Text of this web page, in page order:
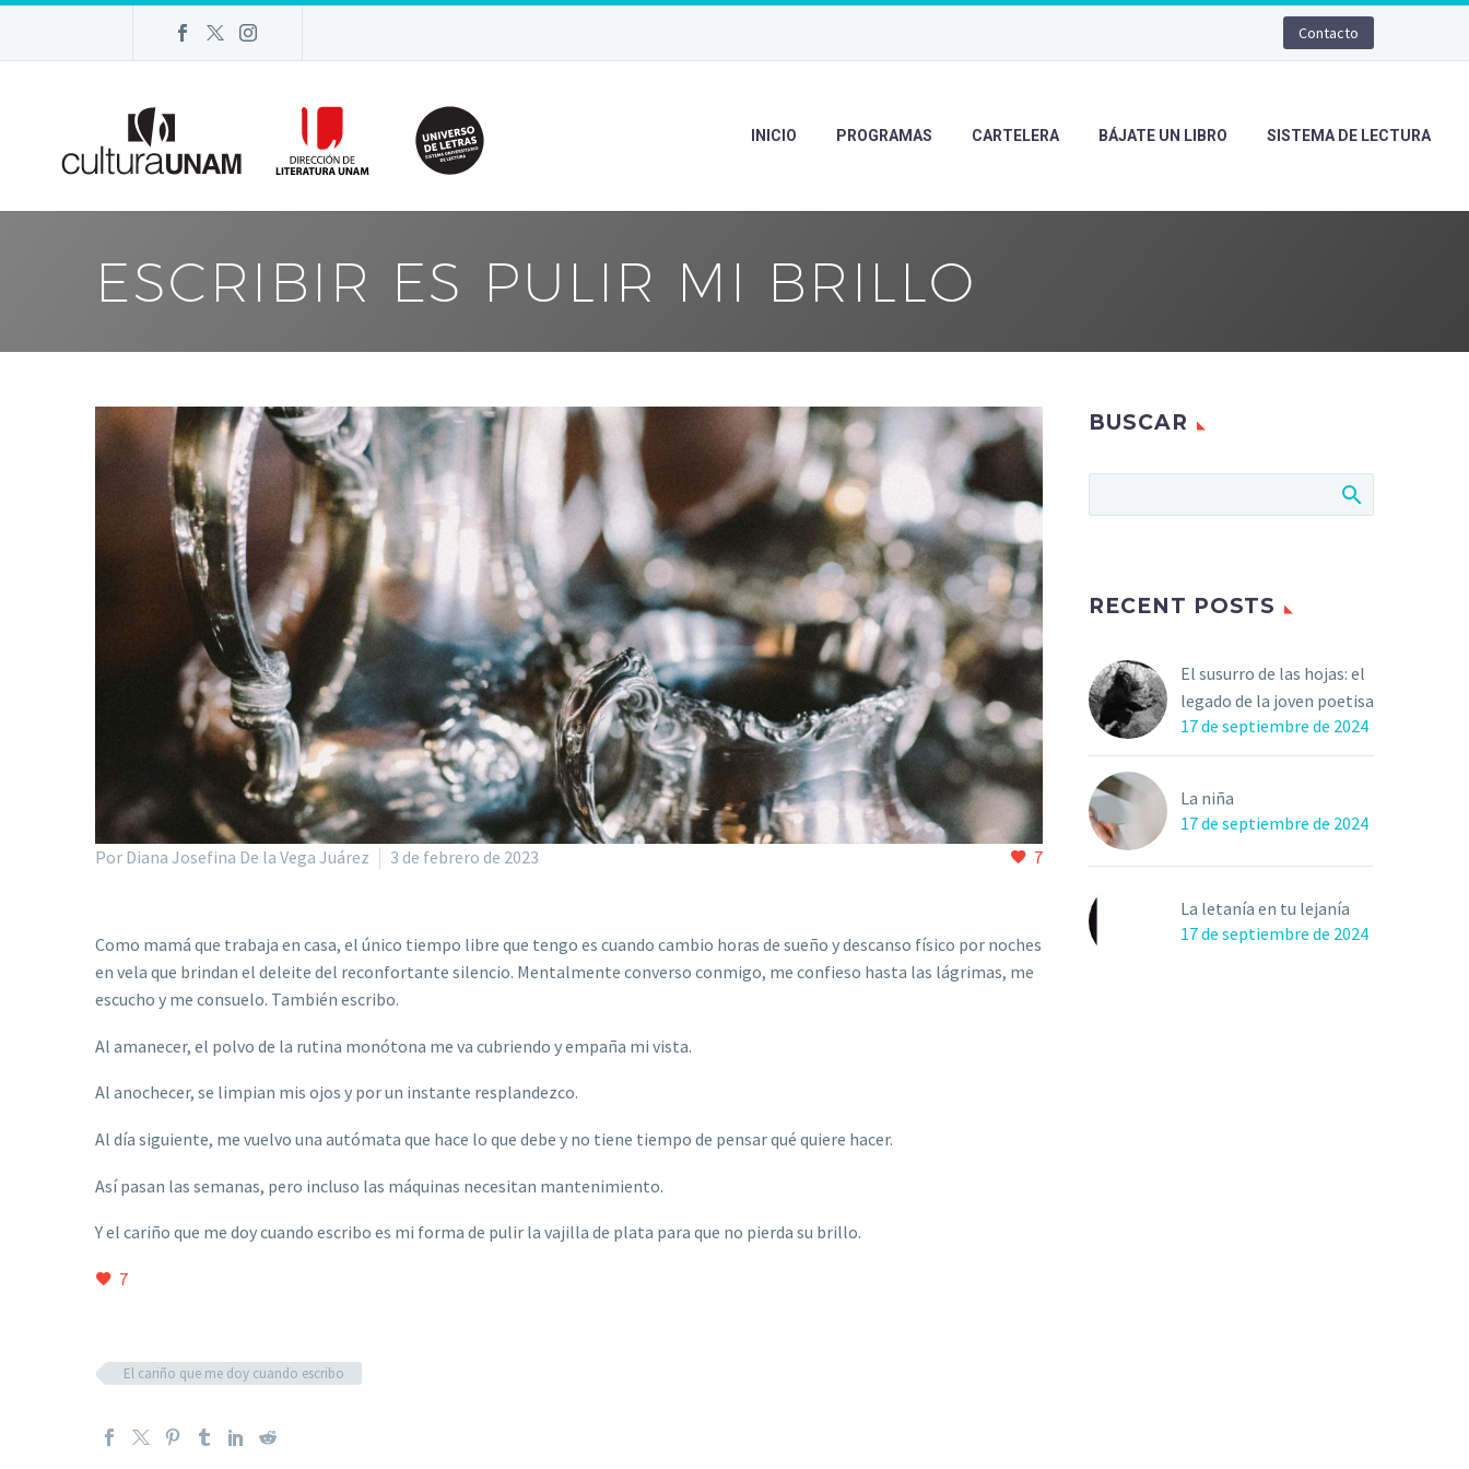
Contacto
INICIO PROGRAMAS CARTELERA BÁJATE UN LIBRO SISTEMA DE LECTURA
ESCRIBIR ES PULIR MI BRILLO
7
Por Diana Josefina De la Vega Juárez 3 de febrero de 2023
Como mamá que trabaja en casa, el único tiempo libre que tengo es cuando cambio horas de sueño y descanso físico por noches
en vela que brindan el deleite del reconfortante silencio. Mentalmente converso conmigo, me confieso hasta las lágrimas, me
escucho y me consuelo. También escribo.
Al amanecer, el polvo de la rutina monótona me va cubriendo y empaña mi vista.
Al anochecer, se limpian mis ojos y por un instante resplandezco.
Al día siguiente, me vuelvo una autómata que hace lo que debe y no tiene tiempo de pensar qué quiere hacer.
Así pasan las semanas, pero incluso las máquinas necesitan mantenimiento.
Y el cariño que me doy cuando escribo es mi forma de pulir la vajilla de plata para que no pierda su brillo.
7
El cariño que me doy cuando escribo
BUSCAR
RECENT POSTS
El susurro de las hojas: el
legado de la joven poetisa
17 de septiembre de 2024
La niña
17 de septiembre de 2024
La letanía en tu lejanía
17 de septiembre de 2024